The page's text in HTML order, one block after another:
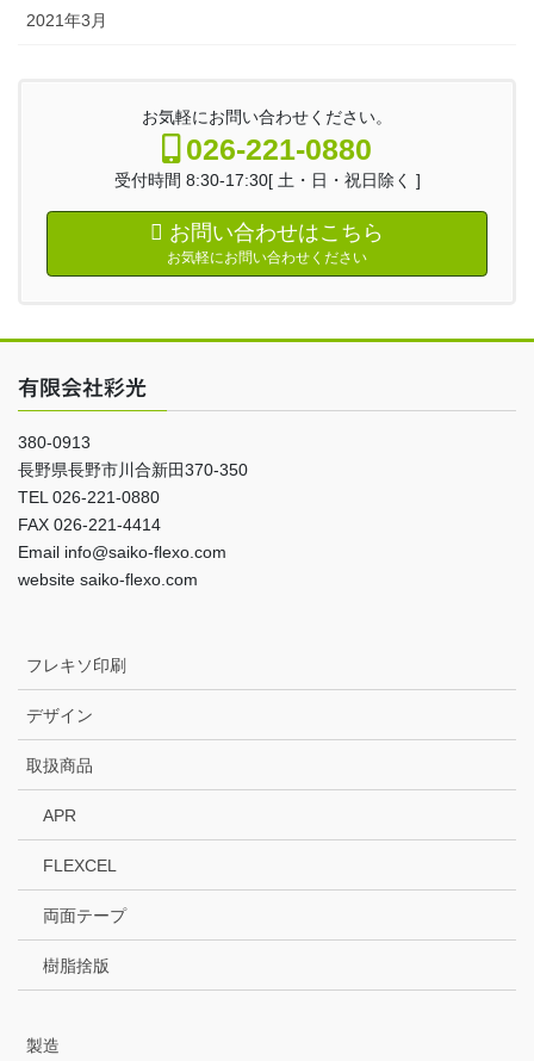
2021年3月
お気軽にお問い合わせください。
026-221-0880
受付時間 8:30-17:30[ 土・日・祝日除く ]
お問い合わせはこちら
お気軽にお問い合わせください
有限会社彩光
380-0913
長野県長野市川合新田370-350
TEL 026-221-0880
FAX 026-221-4414
Email info@saiko-flexo.com
website saiko-flexo.com
フレキソ印刷
デザイン
取扱商品
APR
FLEXCEL
両面テープ
樹脂捨版
製造